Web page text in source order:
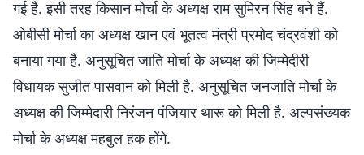
गई है. इसी तरह किसान मोर्चा के अध्यक्ष राम सुमिरन सिंह बने हैं.
ओबीसी मोर्चा का अध्यक्ष खान एवं भूतत्व मंत्री प्रमोद चंद्रवंशी को
बनाया गया है. अनुसूचित जाति मोर्चा के अध्यक्ष की जिम्मेदीरी
विधायक सुजीत पासवान को मिली है. अनुसूचित जनजाति मोर्चा के
अध्यक्ष की जिम्मेदारी निरंजन पंजियार थारू को मिली है. अल्पसंख्यक
मोर्चा के अध्यक्ष महबुल हक होंगे.